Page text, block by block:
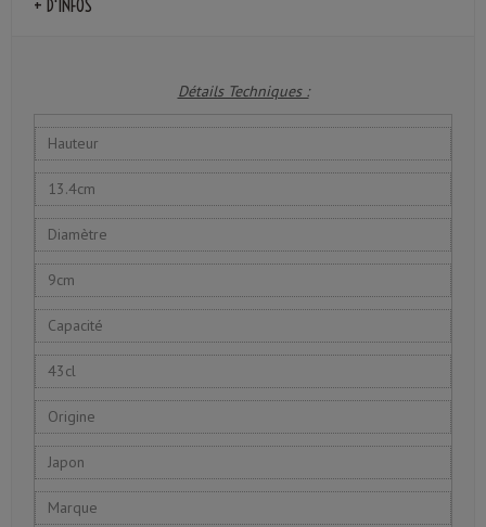
+ D'INFOS
Détails Techniques :
Hauteur
13.4cm
Diamètre
9cm
Capacité
43cl
Origine
Japon
Marque